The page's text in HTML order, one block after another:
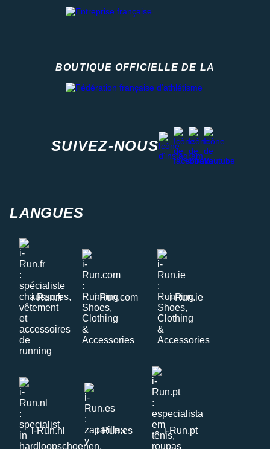
BOUTIQUE OFFICIELLE DE LA
SUIVEZ-NOUS
instagram
facebook
stravayoutube
LANGUES
i-Run.fr i-Run.com i-Run.ie
i-Run.nl i-Run.es i-Run.pt